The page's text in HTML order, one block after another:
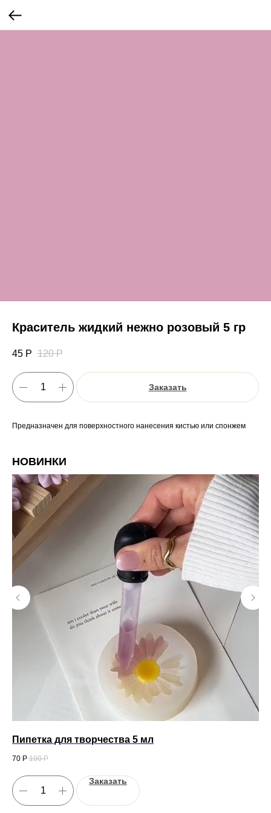
Краситель жидкий нежно розовый 5 гр
45 Р 120 Р
Заказать
Предназначен для поверхностного нанесения кистью или спонжем
НОВИНКИ
Пипетка для творчества 5 мл
70 Р 100 Р
Заказать